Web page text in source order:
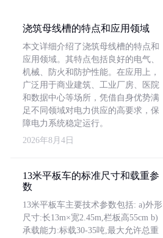
浇筑母线槽的特点和应用领域
本文详细介绍了浇筑母线槽的特点和
应用领域。其特点包括良好的电气、
机械、防火和防护性能。在应用上，
广泛用于商业建筑、工业厂房、医院
和数据中心等场所，凭借自身优势满
足不同领域对电力供应的高要求，保
障电力系统稳定运行。
2026年8月4日
13米平板车的标准尺寸和载重参
数
13米平板车主要技术参数包括: a)外形
尺寸:长13m×宽2.45m,栏板高55cm b)
承载能力:标载30-35吨,最大允许总重